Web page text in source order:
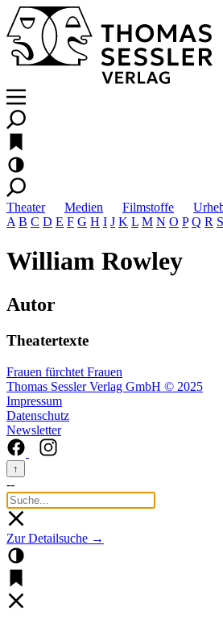
Theater Medien Filmstoffe
A B C D E F G H I J K L M N O P Q R S
William Rowley
Autor
Theatertexte
Frauen fürchtet Frauen
Thomas Sessler Verlag GmbH © 2025
Impressum
Datenschutz
Newsletter
↑
--
Zur Detailsuche →